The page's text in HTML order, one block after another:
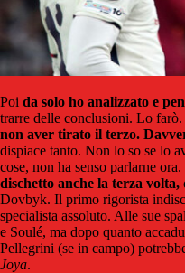
Poi da solo ho analizzato e
trarre delle conclusioni. Lo farò.
non aver tirato il terzo.
dispiace tanto. Non lo so se lo
cose, non ha senso parlarne ora.
dischetto anche la terza volta,
Dovbyk. Il primo rigorista
specialista assoluto. Alle sue
e Soulé, ma dopo quanto
Pellegrini (se in campo)
Joya.